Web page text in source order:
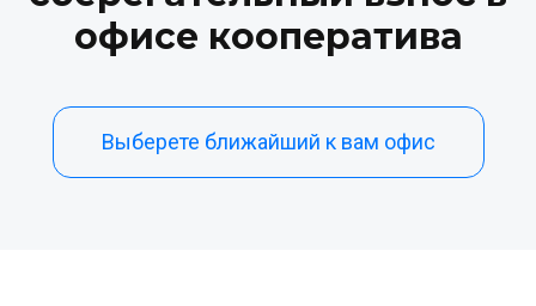
офисе кооператива
Выберете ближайший к вам офис